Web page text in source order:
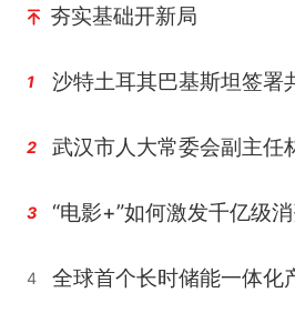
夯实基础开新局
1
2
3
4